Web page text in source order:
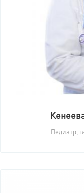
Педиатр,